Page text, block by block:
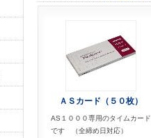
ＡＳカード（５０枚）
AS１０００専用のタイムカード
です （全締め日対応）